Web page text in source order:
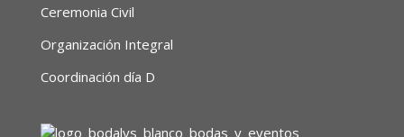
Ceremonia Civil
Organización Integral
Coordinación día D